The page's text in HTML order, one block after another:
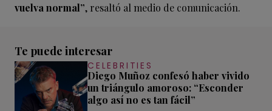
vuelva normal”, resaltó al medio de comunicación.
Te puede interesar
CELEBRITIES
Diego Muñoz confesó haber vivido
un triángulo amoroso: “Esconder
algo así no es tan fácil”